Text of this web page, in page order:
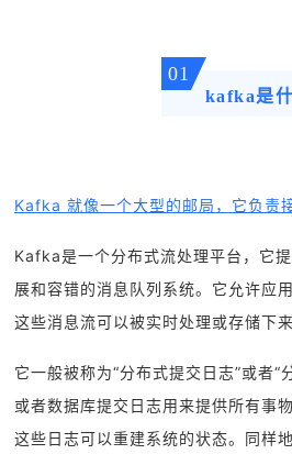
01
kafka是
Kafka 就像一个大型的邮局，它负责
Kafka是一个分布式流处理平台，它
展和容错的消息队列系统。它允许应
这些消息流可以被实时处理或存储下
它一般被称为“分布式提交日志”或者“
或者数据库提交日志用来提供所有事
这些日志可以重建系统的状态。同样